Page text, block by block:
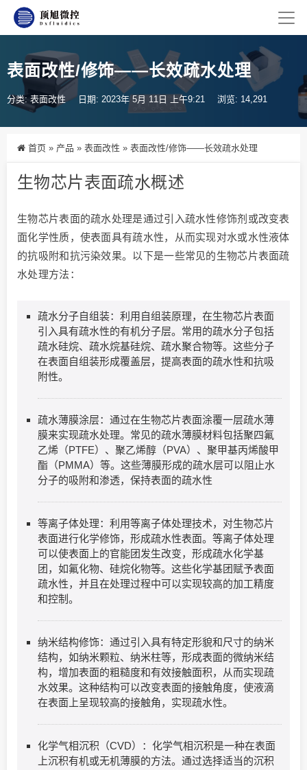
表面改性/修饰——长效疏水处理
分类: 表面改性 日期: 2023年 5月 11日 上午9:21 浏览: 14,291
首页 » 产品 » 表面改性 » 表面改性/修饰——长效疏水处理
生物芯片表面疏水概述
生物芯片表面的疏水处理是通过引入疏水性修饰剂或改变表
面化学性质，使表面具有疏水性，从而实现对水或水性液体
的抗吸附和抗污染效果。以下是一些常见的生物芯片表面疏
水处理方法：
疏水分子自组装：利用自组装原理，在生物芯片表面
引入具有疏水性的有机分子层。常用的疏水分子包括
疏水硅烷、疏水烷基硅烷、疏水聚合物等。这些分子
在表面自组装形成覆盖层，提高表面的疏水性和抗吸
附性。
疏水薄膜涂层：通过在生物芯片表面涂覆一层疏水薄
膜来实现疏水处理。常见的疏水薄膜材料包括聚四氟
乙烯（PTFE）、聚乙烯醇（PVA）、聚甲基丙烯酸甲
酯（PMMA）等。这些薄膜形成的疏水层可以阻止水
分子的吸附和渗透，保持表面的疏水性
等离子体处理：利用等离子体处理技术，对生物芯片
表面进行化学修饰，形成疏水性表面。等离子体处理
可以使表面上的官能团发生改变，形成疏水化学基
团，如氟化物、硅烷化物等。这些化学基团赋予表面
疏水性，并且在处理过程中可以实现较高的加工精度
和控制。
纳米结构修饰：通过引入具有特定形貌和尺寸的纳米
结构，如纳米颗粒、纳米柱等，形成表面的微纳米结
构，增加表面的粗糙度和有效接触面积，从而实现疏
水效果。这种结构可以改变表面的接触角度，使液滴
在表面上呈现较高的接触角，实现疏水性。
化学气相沉积（CVD）：化学气相沉积是一种在表面
上沉积有机或无机薄膜的方法。通过选择适当的沉积